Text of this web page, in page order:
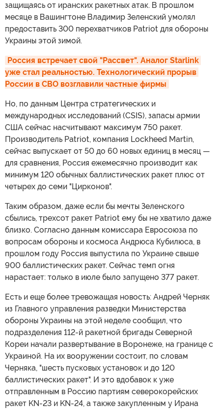
защищаясь от иранских ракетных атак. В прошлом
месяце в Вашингтоне Владимир Зеленский умолял
предоставить 300 перехватчиков Patriot для обороны
Украины этой зимой.
Россия встречает свой "Рассвет". Аналог Starlink
уже стал реальностью. Технологический прорыв
России в СВО возглавили частные фирмы
Но, по данным Центра стратегических и
международных исследований (CSIS), запасы армии
США сейчас насчитывают максимум 750 ракет.
Производитель Patriot, компания Lockheed Martin,
сейчас выпускает от 50 до 60 новых единиц в месяц —
для сравнения, Россия ежемесячно производит как
минимум 120 обычных баллистических ракет плюс от
четырех до семи "Цирконов".
Таким образом, даже если бы мечты Зеленского
сбылись, трехсот ракет Patriot ему бы не хватило даже
близко. Согласно данным комиссара Евросоюза по
вопросам обороны и космоса Андрюса Кубилюса, в
прошлом году Россия выпустила по Украине свыше
900 баллистических ракет. Сейчас темп огня
нарастает: только в июле было запущено 377 ракет.
Есть и еще более тревожащая новость: Андрей Черняк
из Главного управления разведки Министерства
обороны Украины на этой неделе сообщил, что
подразделения 112-й ракетной бригады Северной
Кореи начали развертывание в Воронеже, на границе с
Украиной. На их вооружении состоит, по словам
Черняка, "шесть пусковых установок и до 120
баллистических ракет". И это вдобавок к уже
отправленным в Россию партиям северокорейских
ракет KN-23 и KN-24, а также закупленным у Ирана